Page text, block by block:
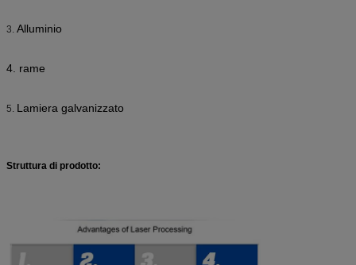
3. Alluminio
4. rame
5. Lamiera galvanizzato
Struttura di prodotto: